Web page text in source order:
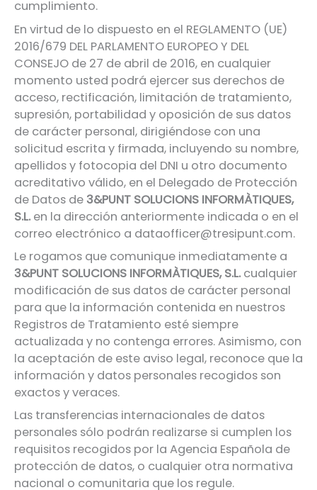
cumplimiento.
En virtud de lo dispuesto en el REGLAMENTO (UE)
2016/679 DEL PARLAMENTO EUROPEO Y DEL
CONSEJO de 27 de abril de 2016, en cualquier
momento usted podrá ejercer sus derechos de
acceso, rectificación, limitación de tratamiento,
supresión, portabilidad y oposición de sus datos
de carácter personal, dirigiéndose con una
solicitud escrita y firmada, incluyendo su nombre,
apellidos y fotocopia del DNI u otro documento
acreditativo válido, en el Delegado de Protección
de Datos de3&PUNT SOLUCIONS INFORMÀTIQUES,
S.L. en la dirección anteriormente indicada o en el
correo electrónico a dataofficer@tresipunt.com.
Le rogamos que comunique inmediatamente a
3&PUNT SOLUCIONS INFORMÀTIQUES, S.L. cualquier
modificación de sus datos de carácter personal
para que la información contenida en nuestros
Registros de Tratamiento esté siempre
actualizada y no contenga errores. Asimismo, con
la aceptación de este aviso legal, reconoce que la
información y datos personales recogidos son
exactos y veraces.
Las transferencias internacionales de datos
personales sólo podrán realizarse si cumplen los
requisitos recogidos por la Agencia Española de
protección de datos, o cualquier otra normativa
nacional o comunitaria que los regule.